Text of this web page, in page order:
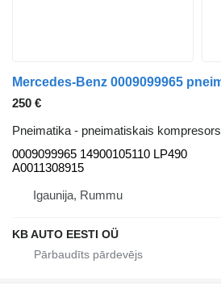
250 €
Pneimatika - pneimatiskais kompresors
0009099965 14900105110 LP490
A0011308915
Igaunija, Rummu
KB AUTO EESTI OÜ